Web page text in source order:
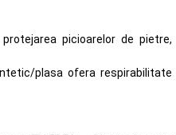
picioarelor de pietre,
plasa ofera respirabilitate